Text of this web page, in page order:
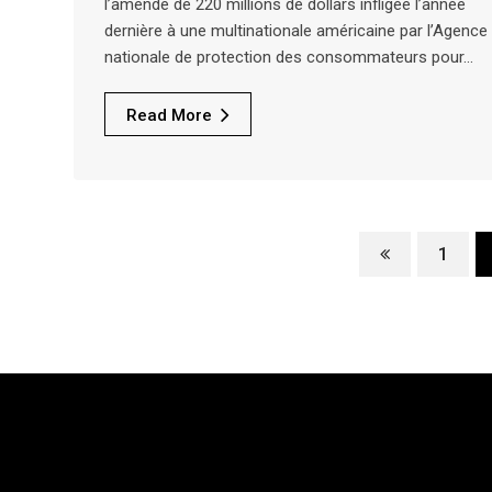
l’amende de 220 millions de dollars infligée l’année
dernière à une multinationale américaine par l’Agence
nationale de protection des consommateurs pour…
Read More
1